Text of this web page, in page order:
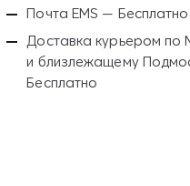
Почта EMS — Бесплатно
Доставка курьером по
и близлежащему
Бесплатно